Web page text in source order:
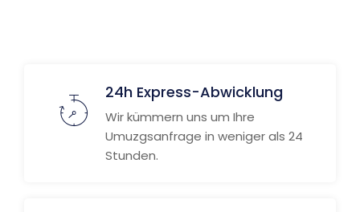
24h Express-Abwicklung
Wir kümmern uns um Ihre
Umuzgsanfrage in weniger als 24
Stunden.